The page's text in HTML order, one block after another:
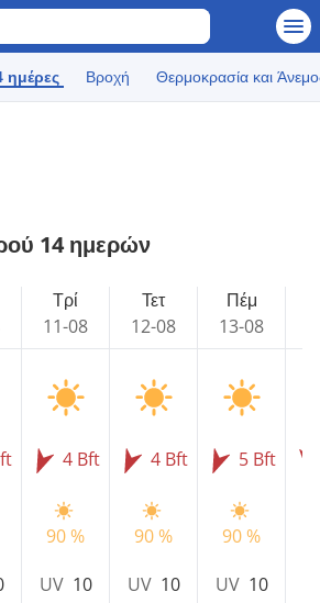
ημέρες Βροχή Θερμοκρασία και
14 ημερών
Τρί
11-08
4 Bft
90 %
UV 10
Τετ
12-08
4 Bft
90 %
UV 10
Πέμ
13-08
5 Bft
90 %
UV 10